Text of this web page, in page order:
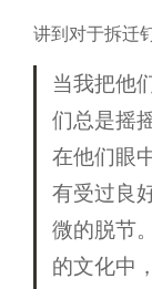
讲到对于拆迁
当我把他
们总是摇
在他们眼
有受过良
微的脱节
的文化中